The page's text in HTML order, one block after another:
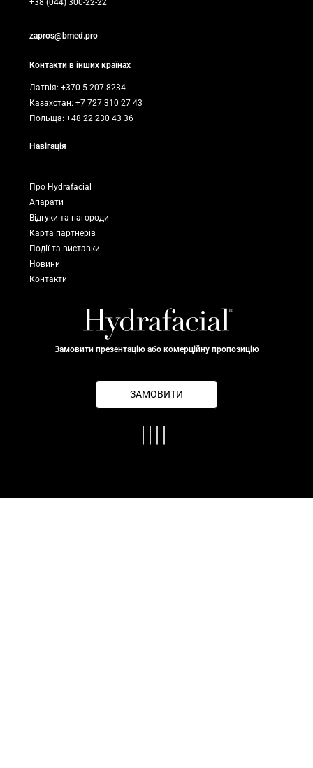
zapros@bmed.pro
Контакти в інших країнах
Латвія: +370 5 207 8234
Казахстан: +7 727 310 27 43
Польща: +48 22 230 43 36
Навігація
Про Hydrafacial
Апарати
Відгуки та нагороди
Карта партнерів
Події та виставки
Новини
Контакти
Замовити презентацію або комерційну пропозицію
ЗАМОВИТИ